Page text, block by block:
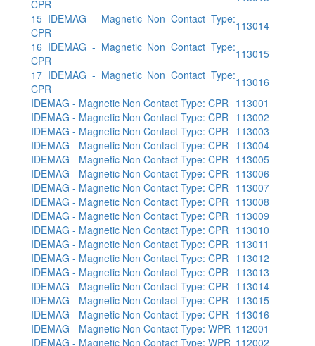
CPR
15 IDEMAG - Magnetic Non Contact Type:
CPR
113014
16 IDEMAG - Magnetic Non Contact Type:
CPR
113015
17 IDEMAG - Magnetic Non Contact Type:
CPR
113016
IDEMAG - Magnetic Non Contact Type: CPR 113001
IDEMAG - Magnetic Non Contact Type: CPR 113002
IDEMAG - Magnetic Non Contact Type: CPR 113003
IDEMAG - Magnetic Non Contact Type: CPR 113004
IDEMAG - Magnetic Non Contact Type: CPR 113005
IDEMAG - Magnetic Non Contact Type: CPR 113006
IDEMAG - Magnetic Non Contact Type: CPR 113007
IDEMAG - Magnetic Non Contact Type: CPR 113008
IDEMAG - Magnetic Non Contact Type: CPR 113009
IDEMAG - Magnetic Non Contact Type: CPR 113010
IDEMAG - Magnetic Non Contact Type: CPR 113011
IDEMAG - Magnetic Non Contact Type: CPR 113012
IDEMAG - Magnetic Non Contact Type: CPR 113013
IDEMAG - Magnetic Non Contact Type: CPR 113014
IDEMAG - Magnetic Non Contact Type: CPR 113015
IDEMAG - Magnetic Non Contact Type: CPR 113016
IDEMAG - Magnetic Non Contact Type: WPR 112001
IDEMAG - Magnetic Non Contact Type: WPR 112002